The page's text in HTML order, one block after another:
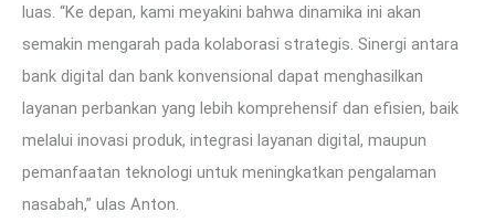
luas. “Ke depan, kami meyakini bahwa dinamika ini akan
semakin mengarah pada kolaborasi strategis. Sinergi antara
bank digital dan bank konvensional dapat menghasilkan
layanan perbankan yang lebih komprehensif dan efisien, baik
melalui inovasi produk, integrasi layanan digital, maupun
pemanfaatan teknologi untuk meningkatkan pengalaman
nasabah,” ulas Anton.